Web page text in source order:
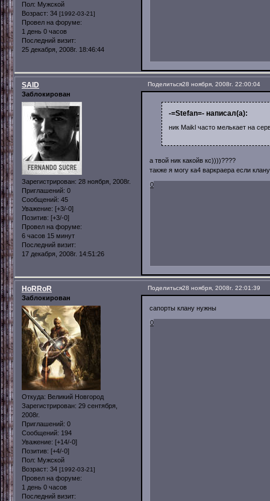
Пол: Мужской
Возраст: 34 [1992-03-21]
Провел на форуме:
1 день 0 часов
Последний визит:
25 декабря, 2008г. 18:46:44
Поделиться28 ноября, 2008г. 22:00:04
SAID
Заблокирован
Зарегистрирован: 28 ноября, 2008г.
Приглашений: 0
Сообщений: 45
Уважение: [+3/-0]
Позитив: [+3/-0]
Провел на форуме:
6 часов 15 минут
Последний визит:
17 декабря, 2008г. 14:51:26
-=Stefan=- написал(а):
ник Maikl часто мелькает на
а твой ник какойв кс))))????
также я могу ка4 варкраера если
0
Поделиться28 ноября, 2008г. 22:01:39
HoRRoR
Заблокирован
Откуда: Великий Новгород
Зарегистрирован: 29 сентября,
2008г.
Приглашений: 0
Сообщений: 194
Уважение: [+14/-0]
Позитив: [+4/-0]
Пол: Мужской
Возраст: 34 [1992-03-21]
Провел на форуме:
1 день 0 часов
Последний визит:
сапорты клану нужны
0